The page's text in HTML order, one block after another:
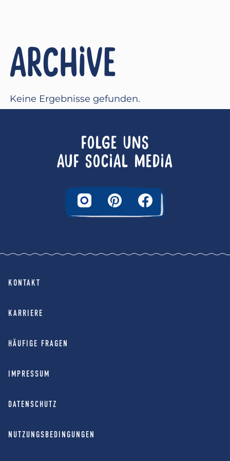
ARCHIVE
Keine Ergebnisse gefunden.
FOLGE UNS
AUF SOCIAL MEDIA
KONTAKT
KARRIERE
HÄUFIGE FRAGEN
IMPRESSUM
DATENSCHUTZ
NUTZUNGSBEDINGUNGEN